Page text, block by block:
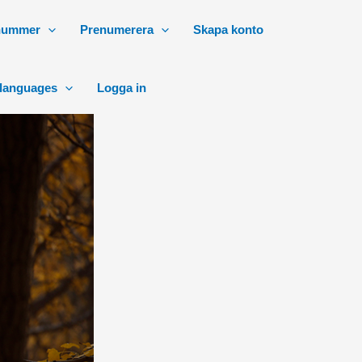
Prenumerera Skapa konto
Logga in